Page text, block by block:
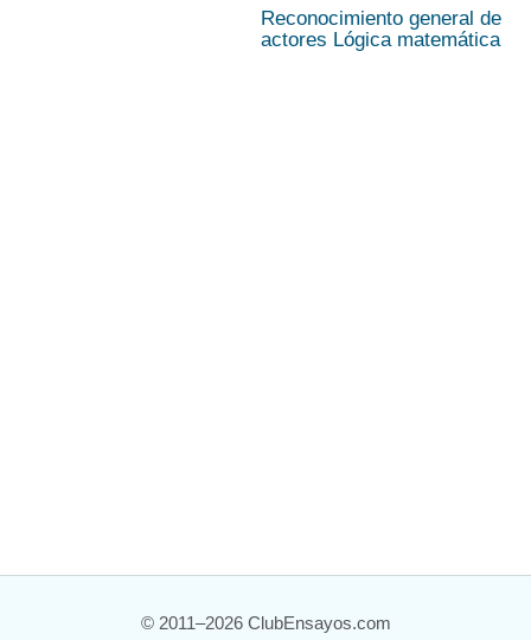
Reconocimiento general de
actores Lógica matemática
© 2011–2026 ClubEnsayos.com